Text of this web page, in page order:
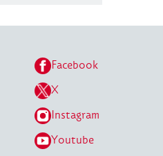
Facebook
X
Instagram
Youtube